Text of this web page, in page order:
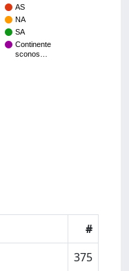
AS
NA
SA
Continente
sconos…
#
375